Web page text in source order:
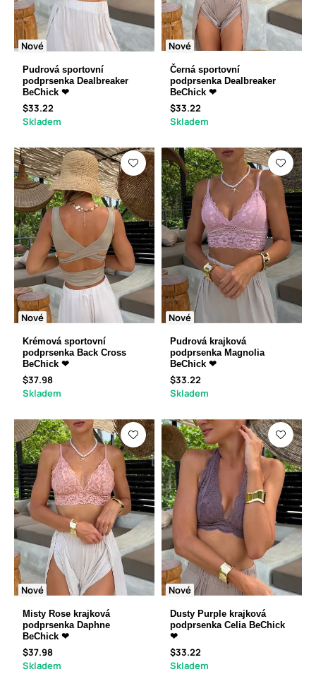
Nové
Pudrová sportovní
podprsenka Dealbreaker
BeChick ❤
$33.22
Skladem
Nové
Černá sportovní
podprsenka Dealbreaker
BeChick ❤
$33.22
Skladem
Nové
Krémová sportovní
podprsenka Back Cross
BeChick ❤
$37.98
Skladem
Nové
Pudrová krajková
podprsenka Magnolia
BeChick ❤
$33.22
Skladem
Nové
Misty Rose krajková
podprsenka Daphne
BeChick ❤
$37.98
Skladem
Nové
Dusty Purple krajková
podprsenka Celia BeChick
❤
$33.22
Skladem